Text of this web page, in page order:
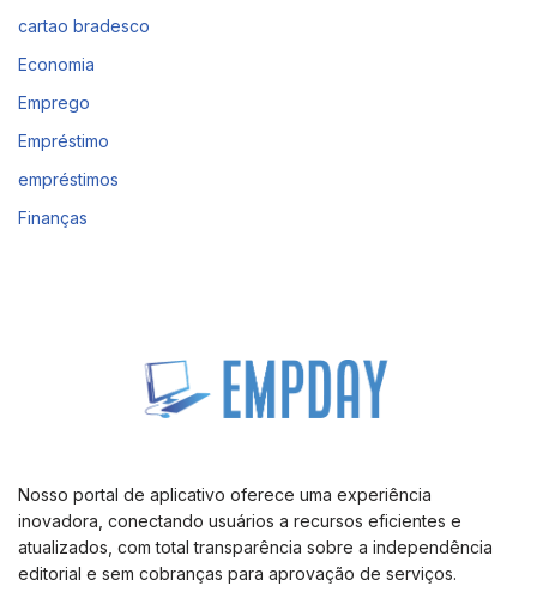
cartao bradesco
Economia
Emprego
Empréstimo
empréstimos
Finanças
Nosso portal de aplicativo oferece uma experiência
inovadora, conectando usuários a recursos eficientes e
atualizados, com total transparência sobre a independência
editorial e sem cobranças para aprovação de serviços.